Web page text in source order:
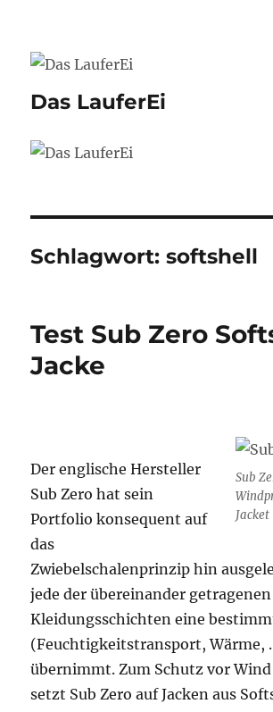
Das LauferEi
Schlagwort:softshell
Test Sub Zero
Jacke
Sub
Jacket
Der englische Hersteller
Sub Zero hat sein
Portfolio konsequent auf
das
Zwiebelschalenprinzip hin
jede der übereinander getragenen
Kleidungsschichten eine
(Feuchtigkeitstransport, Wärme,
übernimmt. Zum Schutz vor
setzt Sub Zero auf Jacken aus